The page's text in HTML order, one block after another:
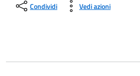
Condividi Vedi azioni